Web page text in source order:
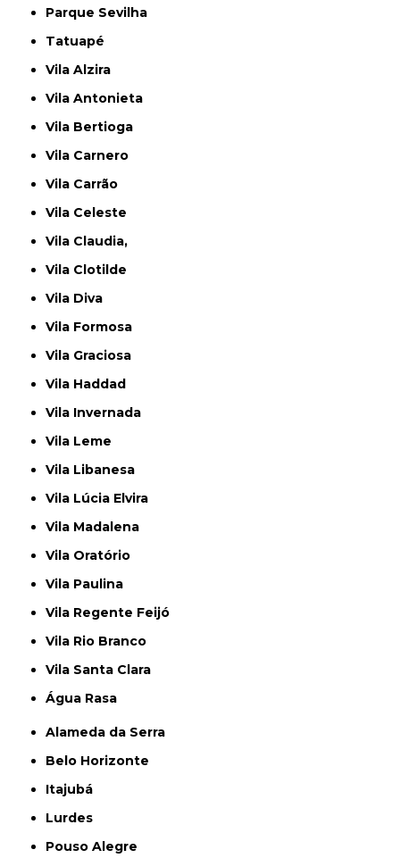
Parque Sevilha
Tatuapé
Vila Alzira
Vila Antonieta
Vila Bertioga
Vila Carnero
Vila Carrão
Vila Celeste
Vila Claudia,
Vila Clotilde
Vila Diva
Vila Formosa
Vila Graciosa
Vila Haddad
Vila Invernada
Vila Leme
Vila Libanesa
Vila Lúcia Elvira
Vila Madalena
Vila Oratório
Vila Paulina
Vila Regente Feijó
Vila Rio Branco
Vila Santa Clara
Água Rasa
Alameda da Serra
Belo Horizonte
Itajubá
Lurdes
Pouso Alegre